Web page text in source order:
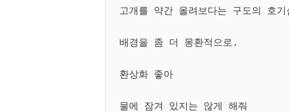
고개를 약간 올려보다는 구도의 호
배경을 좀 더 몽환적으로.
환상화 좋아
물에 잠겨 있지는 않게 해줘